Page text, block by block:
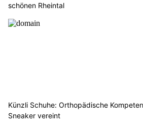
schönen Rheintal
Künzli Schuhe: Orthopädische
Sneaker vereint